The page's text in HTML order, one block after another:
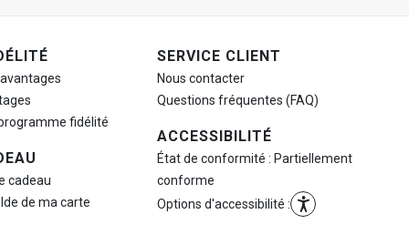
fidélité
cadeau
de ma carte
SERVICE CLIENT
Nous contacter
Questions fréquentes (FAQ)
ACCESSIBILITÉ
État de conformité : Partiellement
conforme
Options d'accessibilité :